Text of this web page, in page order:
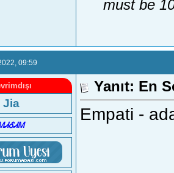
must be
, 09:59
Jia
Yanıt: En
Empati -